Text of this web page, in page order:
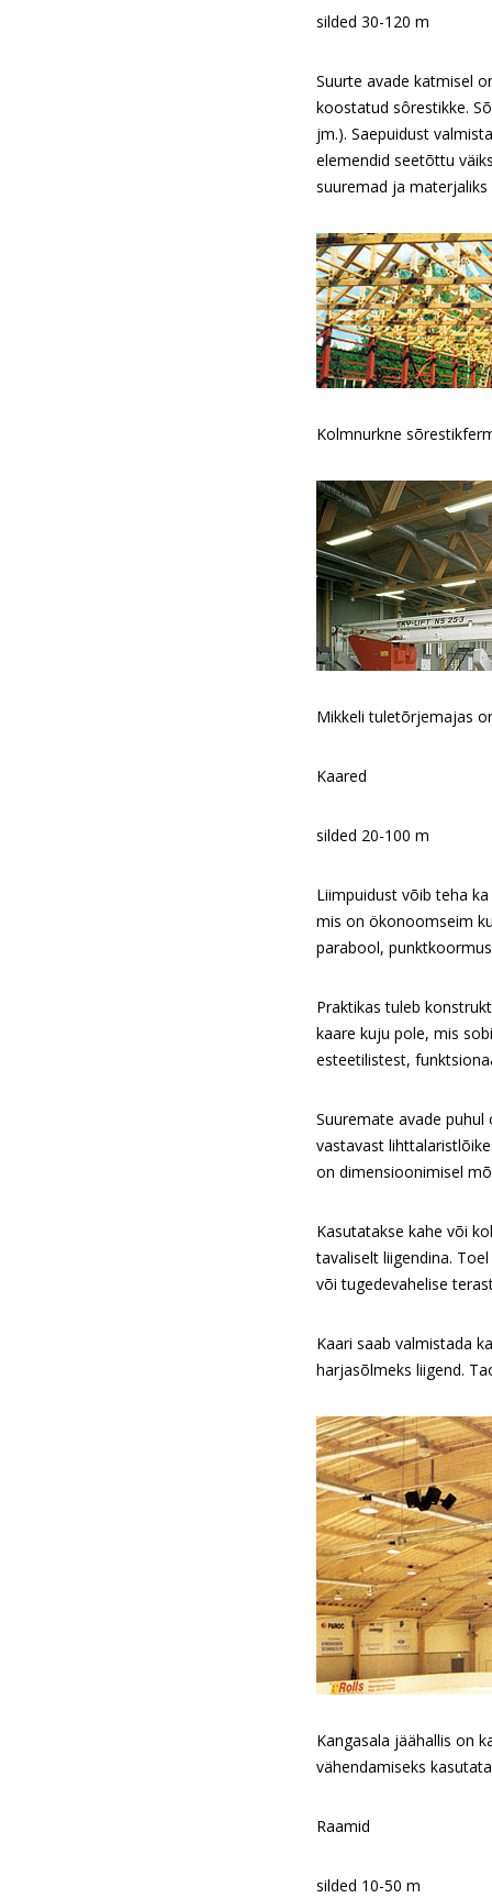
silded 30-120 m
Suurte avade katmisel
koostatud sôrestikke.
jm.). Saepuidust
elemendid seetõttu
suuremad ja materjaliks
Kolmnurkne
Mikkeli tuletõrjemajas
Kaared
silded 20-100 m
Liimpuidust võib teha
mis on ökonoomseim
parabool,
Praktikas tuleb
kaare kuju pole, mis
esteetilistest,
Suuremate avade
vastavast
on dimensioonimisel
Kasutatakse kahe või
tavaliselt liigendina.
või tugedevahelise
Kaari saab valmistada
harjasõlmeks liigend.
Kangasala jäähallis on
vähendamiseks
Raamid
silded 10-50 m